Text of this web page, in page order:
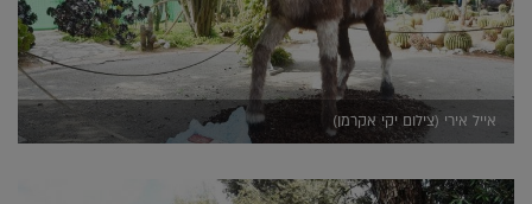
אייל אירי (צילום יקי אקרמן)